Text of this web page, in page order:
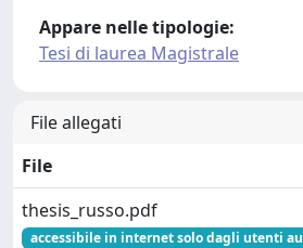
Appare nelle tipologie:
Tesi di laurea Magistrale
File allegati
File
thesis_russo.pdf
accessibile in internet solo dagli utenti